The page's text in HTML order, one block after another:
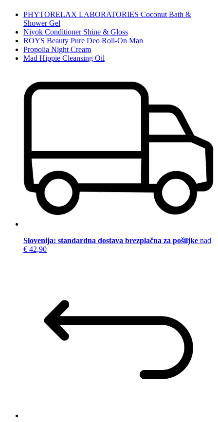
PHYTORELAX LABORATORIES Coconut Bath &
Shower Gel
Niyok Conditioner Shine & Gloss
ROYS Beauty Pure Deo Roll-On Man
Propolia Night Cream
Mad Hippie Cleansing Oil
Slovenija: standardna dostava brezplačna za pošiljke nad
€ 42,90